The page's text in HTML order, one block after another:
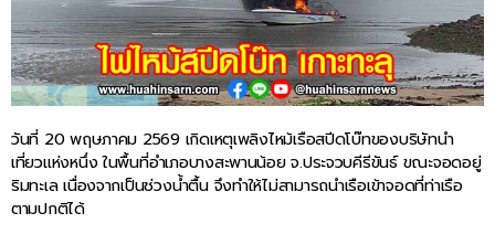
วันที่ 20 พฤษภาคม 2569 เกิดเหตุเพลิงไหม้เรือสปีดโบ๊ทของบริษัทนำ
เที่ยวแห่งหนึ่ง ในพื้นที่อำเภอบางสะพานน้อย จ.ประจวบคีรีขันธ์ ขณะจอดอยู่
ริมทะเล เนื่องจากเป็นช่วงน้ำตื้น จึงทำให้ไม่สามารถนำเรือเข้าจอดที่ท่าเรือ
ตามปกติได้